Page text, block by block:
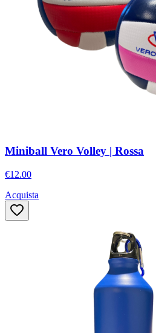
Miniball Vero Volley | Rossa
€12.00
Acquista